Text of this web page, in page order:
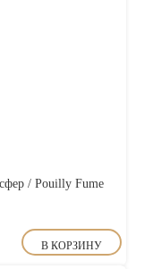
/ Pouilly Fume
В КОРЗИНУ